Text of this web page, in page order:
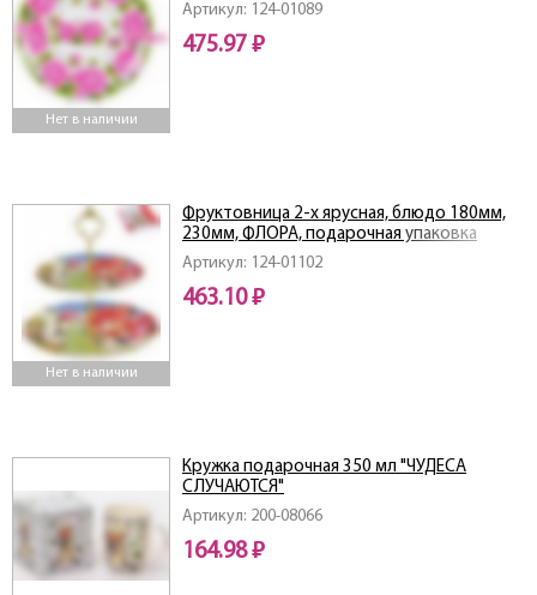
Нет в наличии
Артикул: 124-01089
475.97 ₽
Нет в наличии
Артикул: 124-01102
Фруктовница 2-х ярусная, блюдо 180мм,
230мм, ФЛОРА, подарочная упаковка
463.10 ₽
Артикул: 200-08066
Кружка подарочная 350 мл "ЧУДЕСА
СЛУЧАЮТСЯ"
164.98 ₽